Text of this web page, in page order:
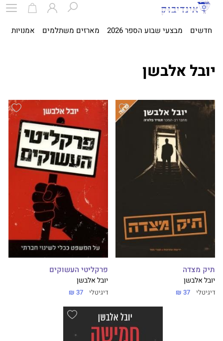
חדשים מבצעי שבוע הספר 2026 מארזים משתלמים אמנויות
יובל אלבשן
תיק מצדה
יובל אלבשן
דיגיטלי 37 ₪
פרקליטי העשוקים
יובל אלבשן
דיגיטלי 37 ₪